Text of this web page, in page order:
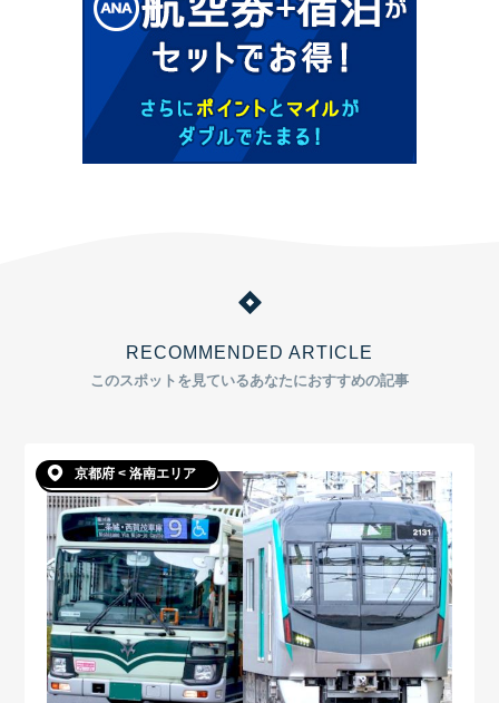
RECOMMENDED ARTICLE
このスポットを見ているあなたにおすすめの記事
京都府 < 洛南エリア